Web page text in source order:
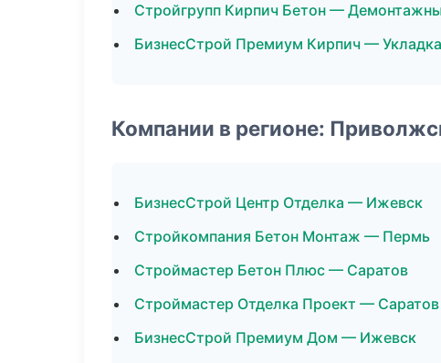
Стройгрупп Кирпич Бетон —
БизнесСтрой Премиум Кирпич —
Компании в регионе:
БизнесСтрой Центр Отделка — Ижевск
Стройкомпания Бетон Монтаж — Пермь
Строймастер Бетон Плюс — Саратов
Строймастер Отделка Проект — Саратов
БизнесСтрой Премиум Дом — Ижевск